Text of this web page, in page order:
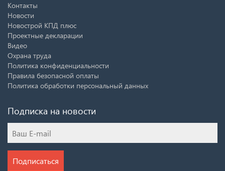
Контакты
Новости
Новострой КПД плюс
Проектные декларации
Видео
Охрана труда
Политика конфиденциальности
Правила безопасной оплаты
Политика обработки персональный данных
Подписка на новости
Подписаться